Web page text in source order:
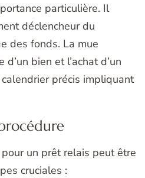
particulière. Il
déclencheur du
des fonds. La mue
bien et l’achat d’un
précis impliquant
un prêt relais peut être
cruciales :